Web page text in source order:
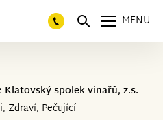
MENU
Klatovský spolek vinařů, z.s.
Zdraví, Pečující